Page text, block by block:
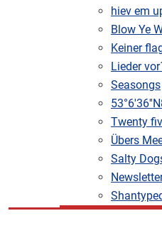
hiev em
Blow Ye
Keiner
Lieder
Seasongs
Twenty
Übers
Salty